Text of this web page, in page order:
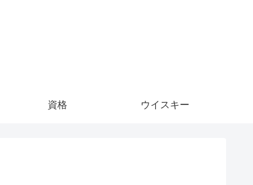
資格 ウイスキー